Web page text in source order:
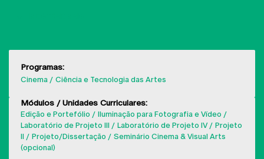
Programas:
Cinema Ciência e Tecnologia das Artes
Módulos / Unidades Curriculares:
Edição e Portefólio
Iluminação para Fotografia e Vídeo
Laboratório de Projeto III
Laboratório de Projeto IV
Projeto
II
Projeto/Dissertação
Seminário Cinema & Visual Arts
(opcional)